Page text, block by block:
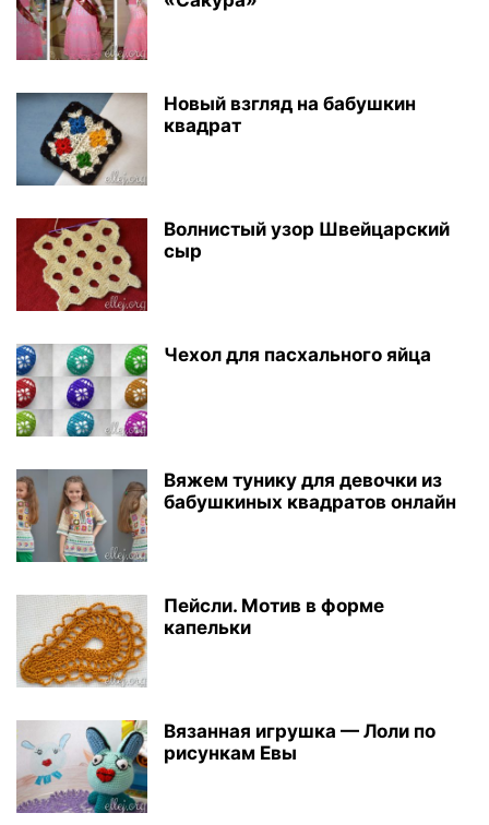
Новый взгляд на бабушкин
квадрат
Волнистый узор Швейцарский
сыр
Чехол для пасхального яйца
Вяжем тунику для девочки из
бабушкиных квадратов онлайн
Пейсли. Мотив в форме
капельки
Вязанная игрушка — Лоли по
рисункам Евы